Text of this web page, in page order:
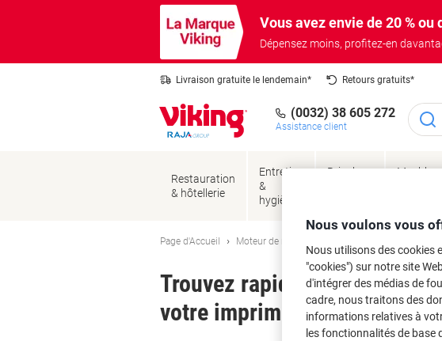
Vous avez envie de 20 % ou
Dépensez moins, profitez-en
Livraison gratuite le lendemain* Retours gratuits*
(0032) 38 605 272
Assistance client
Restauration
& hôtellerie
Entretien
&
hygiène
Bricolage
Meubles
Page d'Accueil Moteur de recherche d'encre et toner
Trouvez rapidement les
votre imprimante.
Nous voulons vous
Nous utilisons des cookies
"cookies") sur notre site
d'intégrer des médias de
cadre, nous traitons des
informations relatives à
les fonctionnalités de base